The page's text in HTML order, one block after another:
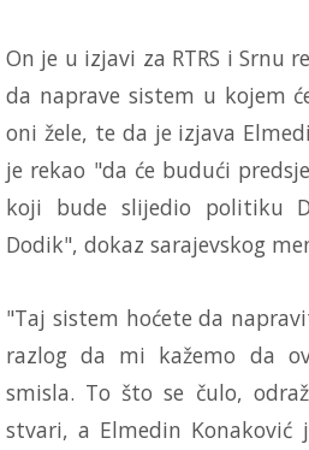
On je u izjavi za RTRS i Srnu
da naprave sistem u kojem
oni žele, te da je izjava
je rekao "da će budući
koji bude slijedio politiku
Dodik", dokaz sarajevskog
"Taj sistem hoćete da
razlog da mi kažemo da
smisla. To što se čulo,
stvari, a Elmedin Konaković